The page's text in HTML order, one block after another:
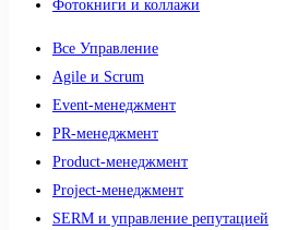
Фотокниги и коллажи
Все Управление
Agile и Scrum
Event-менеджмент
PR-менеджмент
Product-менеджмент
Project-менеджмент
SERM и управление репутацией